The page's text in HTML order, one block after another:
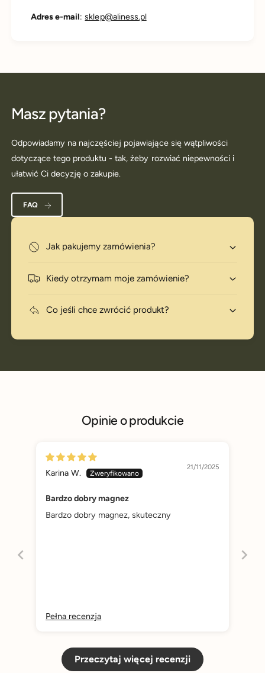
Adres e-mail:sklep@aliness.pl
Masz pytania?
Odpowiadamy na najczęściej pojawiające się wątpliwości
dotyczące tego produktu - tak, żeby rozwiać niepewności i
ułatwić Ci decyzję o zakupie.
FAQ
Jak pakujemy zamówienia?
Kiedy otrzymam moje zamówienie?
Co jeśli chce zwrócić produkt?
Opinie o produkcie
21/11/2025
Karina W.
Bardzo dobry magnez
Bardzo dobry magnez, skuteczny
Pełna recenzja
Przeczytaj więcej recenzji